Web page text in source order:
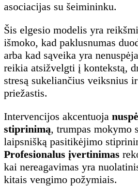
asociacijas su šeimininku.
Šis elgesio modelis yra
išmoko, kad paklusnumas
arba kad sąveika yra
reikia atsižvelgti į kontekstą,
stresą sukeliančius veiksnius
priežastis.
Intervencijos akcentuoja
stiprinimą, trumpas mokymo
laipsnišką pasitikėjimo
Profesionalus įvertinimas
kai nereagavimas yra
kitais vengimo požymiais.